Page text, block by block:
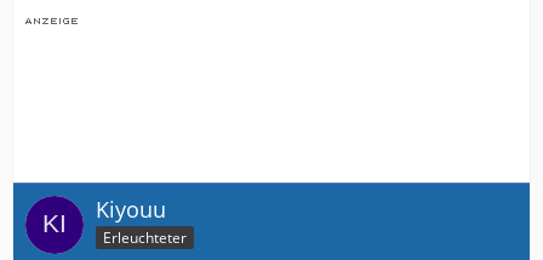
Kiyouu
Erleuchteter